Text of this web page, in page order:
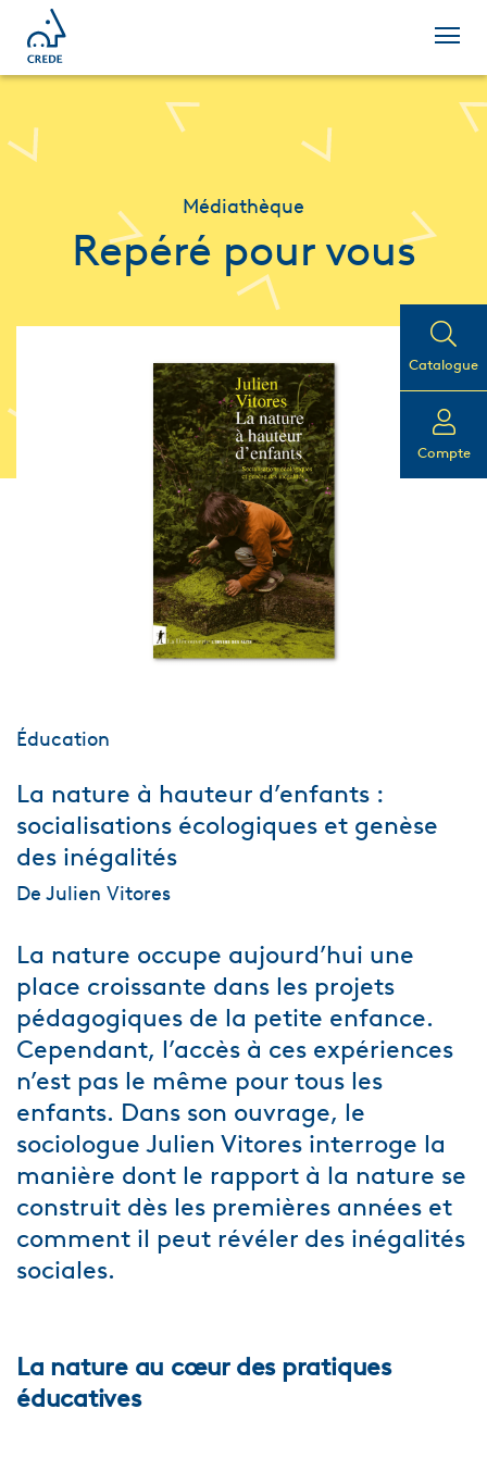
Catalogue
Compte
Médiathèque
Repéré pour vous
Éducation
La nature à hauteur d’enfants :
socialisations écologiques et genèse
des inégalités
De Julien Vitores
La nature occupe aujourd’hui une
place croissante dans les projets
pédagogiques de la petite enfance.
Cependant, l’accès à ces expériences
n’est pas le même pour tous les
enfants. Dans son ouvrage, le
sociologue Julien Vitores interroge la
manière dont le rapport à la nature se
construit dès les premières années et
comment il peut révéler des inégalités
sociales.
La nature au cœur des pratiques
éducatives